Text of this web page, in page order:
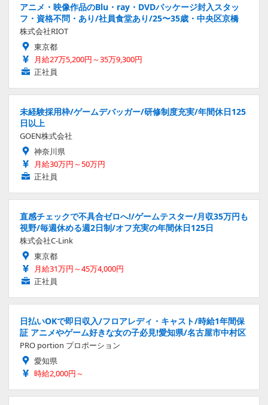
アニメ・映像作品のBlu・ray・DVDパッケージ封入スタッ
フ・資格不問・あり/社員食堂あり/25〜35歳・中央区京橋
株式会社RIOT
東京都
月給27万5,200円～35万9,300円
正社員
未経験採用枠/ゲームデバッガー/研修制度充実/年間休日125
日以上
GOEN株式会社
神奈川県
月給30万円～50万円
正社員
直感チェックで不具合ゼロへ!/ゲームテスター/月収35万円も
視野/毎週休める週2日制/オフ充実の年間休日125日
株式会社C-Link
東京都
月給31万円～45万4,000円
正社員
日払いOKで即日収入/フロアレディ・キャスト/時給1年間保
証 アニメやゲーム好きな女の子必見!愛知県/名古屋市中村区
PRO portion プロポーション
愛知県
時給2,000円～